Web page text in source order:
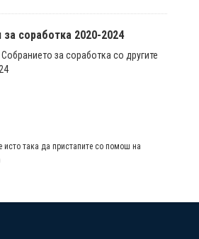
за соработка 2020-2024
за соработка со другите
исто така да пристапите со помош на